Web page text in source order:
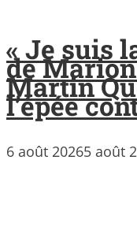
« Je suis
de
Martin
l’épée
6 août 20265 août